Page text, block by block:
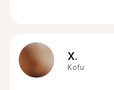
X.
Kofu